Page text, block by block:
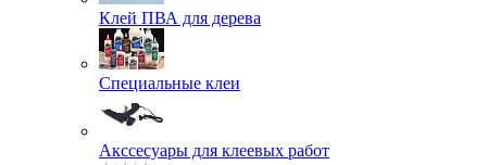
Клей ПВА для дерева
Специальные клеи
Акссесуары для клеевых работ